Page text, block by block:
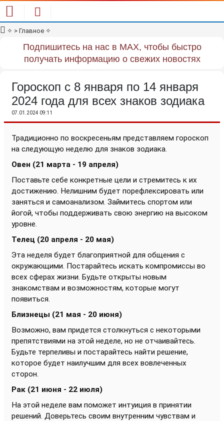
✧ > Главное ✧
Подпишитесь на нас в MAX, чтобы быстро
получать информацию о свежих новостях
Гороскоп с 8 января по 14 января
2024 года для всех знаков зодиака
07.01.2024 09:11
Традиционно по воскресеньям представляем гороскоп
на следующую неделю для знаков зодиака.
Овен (21 марта - 19 апреля)
Поставьте себе конкретные цели и стремитесь к их
достижению. Нелишним будет порефлексировать или
заняться и самоанализом. Займитесь спортом или
йогой, чтобы поддерживать свою энергию на высоком
уровне.
Телец (20 апреля - 20 мая)
Эта неделя будет благоприятной для общения с
окружающими. Постарайтесь искать компромиссы во
всех сферах жизни. Будьте открыты новым
знакомствам и возможностям, которые могут
появиться.
Близнецы (21 мая - 20 июня)
Возможно, вам придется столкнуться с некоторыми
препятствиями на этой неделе, но не отчаивайтесь.
Будьте терпеливы и постарайтесь найти решение,
которое будет наилучшим для всех вовлеченных
сторон.
Рак (21 июня - 22 июля)
На этой неделе вам поможет интуиция в принятии
решений. Доверьтесь своим внутренним чувствам и